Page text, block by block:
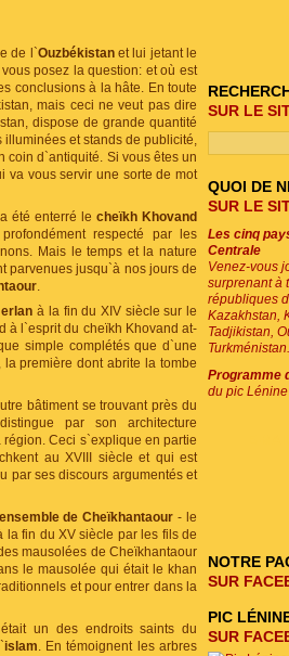
de l`Ouzbékistanet lui jetant le
posez la question: et où est
conclusions à la hâte. En toute
mais ceci ne veut pas dire
dispose de grande quantité
illuminées et stands de publicité,
coin d`antiquité. Si vous êtes un
va vous servir une sorte de mot
été enterré le cheïkh Khovand
respecté par les
Mais le temps et la nature
parvenues jusqu`à nos jours de
.
à la fin du XIV siècle sur le
à l`esprit du cheïkh Khovand at-
simple complétés que d`une
première dont abrite la tombe
bâtiment se trouvant près du
par son architecture
Ceci s`explique en partie
au XVIII siècle et qui est
par ses discours argumentés et
de Cheïkhantaour - le
la fin du XV siècle par les fils de
mausolées de Cheïkhantaour
le mausolée qui était le khan
et pour entrer dans la
un des endroits saints du
islam. En témoignent les arbres
SUR LE
QUOI DE
SUR LE
Les cinq
Centrale
Venez-vous
surprenant à
républiques
Kazakhstan,
Tadjikistan,
Turkménistan.
Programme
du pic
NOTRE
SUR
PIC
SUR